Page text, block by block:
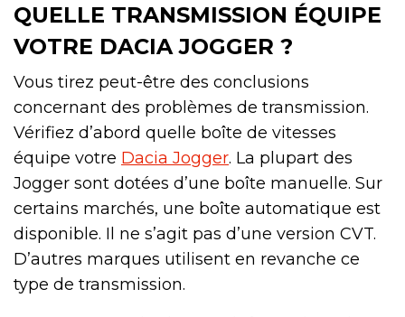
QUELLE TRANSMISSION ÉQUIPE
VOTRE DACIA JOGGER ?
Vous tirez peut-être des conclusions
concernant des problèmes de transmission.
Vérifiez d’abord quelle boîte de vitesses
équipe votre Dacia Jogger. La plupart des
Jogger sont dotées d’une boîte manuelle. Sur
certains marchés, une boîte automatique est
disponible. Il ne s’agit pas d’une version CVT.
D’autres marques utilisent en revanche ce
type de transmission.